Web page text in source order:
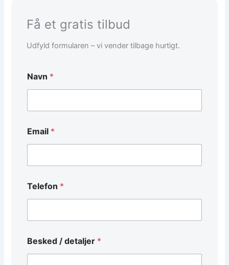
Få et gratis tilbud
Udfyld formularen – vi vender tilbage hurtigt.
Navn *
Email *
Telefon *
m
a
Besked / detaljer *